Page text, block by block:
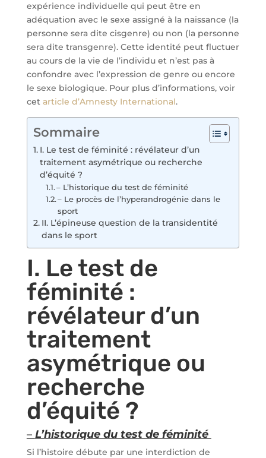
expérience individuelle qui peut être en
adéquation avec le sexe assigné à la naissance (la
personne sera dite cisgenre) ou non (la personne
sera dite transgenre). Cette identité peut fluctuer
au cours de la vie de l’individu et n’est pas à
confondre avec l’expression de genre ou encore
le sexe biologique. Pour plus d’informations, voir
cet article d’Amnesty International.
Sommaire
I. Le test de féminité : révélateur d’un
traitement asymétrique ou recherche
d’équité ?
– L’historique du test de féminité
– Le procès de l’hyperandrogénie dans le
sport
II. L’épineuse question de la transidentité
dans le sport
I. Le test de
féminité :
révélateur d’un
traitement
asymétrique ou
recherche
d’équité ?
– L’historique du test de féminité
Si l’histoire débute par une interdiction de